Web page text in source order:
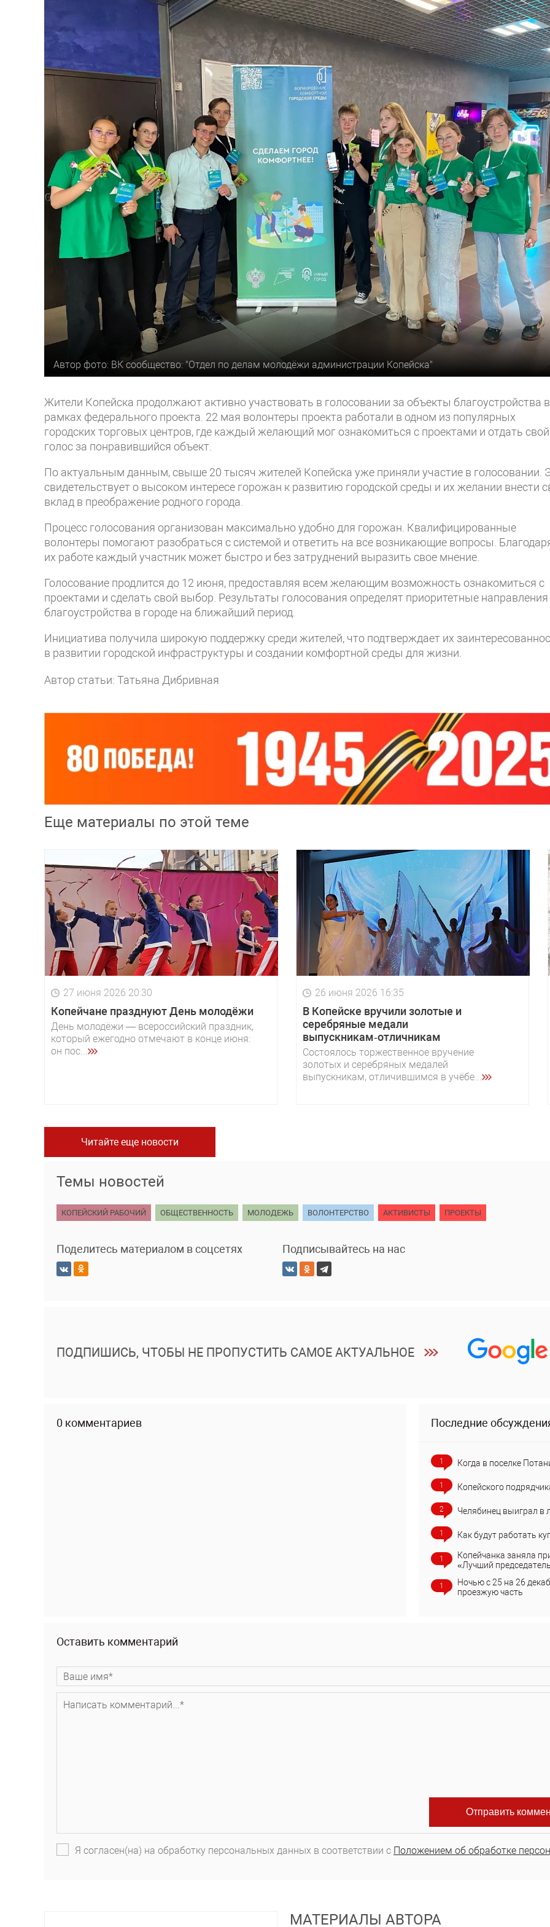
Автор фото: ВК сообщество: "Отдел по делам молодёжи администрации Копейска"
Жители Копейска продолжают активно участвовать в голосовании за объекты благоустройства в
рамках федерального проекта. 22 мая волонтеры проекта работали в одном из популярных
городских торговых центров, где каждый желающий мог ознакомиться с проектами и отдать свой
голос за понравившийся объект.
По актуальным данным, свыше 20 тысяч жителей Копейска уже приняли участие в голосовании.
свидетельствует о высоком интересе горожан к развитию городской среды и их желании внести
вклад в преображение родного города.
Процесс голосования организован максимально удобно для горожан. Квалифицированные
волонтеры помогают разобраться с системой и ответить на все возникающие вопросы.
их работе каждый участник может быстро и без затруднений выразить свое мнение.
Голосование продлится до 12 июня, предоставляя всем желающим возможность ознакомиться с
проектами и сделать свой выбор. Результаты голосования определят приоритетные направления
благоустройства в городе на ближайший период.
Инициатива получила широкую поддержку среди жителей, что подтверждает их
в развитии городской инфраструктуры и создании комфортной среды для жизни.
Автор статьи: Татьяна Дибривная
Еще материалы по этой теме
27 июня 2026 20:30
Копейчане празднуют День молодёжи
День молодёжи — всероссийский праздник,
который ежегодно отмечают в конце июня:
он пос...
26 июня 2026 16:35
В Копейске вручили золотые и
серебряные медали
выпускникам‑отличникам
Состоялось торжественное вручение
золотых и серебряных медалей
выпускникам, отличившимся в учёбе...
Читайте еще новости
Темы новостей
КОПЕЙСКИЙ РАБОЧИЙ ОБЩЕСТВЕННОСТЬ МОЛОДЕЖЬ ВОЛОНТЕРСТВО АКТИВИСТЫ ПРОЕКТЫ
Поделитесь материалом в соцсетях Подписывайтесь на нас
ПОДПИШИСЬ, ЧТОБЫ НЕ ПРОПУСТИТЬ САМОЕ АКТУАЛЬНОЕ
0 комментариев Последние
1 Когда в поселке
1 Копейского
2 Челябинец выиграл в
1 Как будут работать
1
Копейчанка заняла
«Лучший
1
Ночью с 25 на 26
проезжую часть
Оставить комментарий
Я согласен(на) на обработку персональных данных в соответствии с Положением об обработке
МАТЕРИАЛЫ АВТОРА